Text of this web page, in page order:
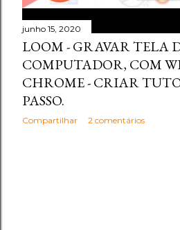
junho 15, 2020
LOOM - GRAVAR TELA
COMPUTADOR, COM
CHROME - CRIAR
PASSO.
Compartilhar 2 comentários